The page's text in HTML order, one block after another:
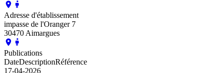
Adresse d'établissement
impasse de l'Oranger 7
30470 Aimargues
Publications
DateDescriptionRéférence
17-04-2026